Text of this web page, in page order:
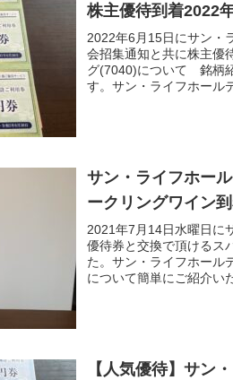
株主優待到着2022
2022年6月15日にサン・
会招集通知と共に株主優
グ(7040)について 銘柄
す。サン・ライフホール
サン・ライフホー
ークリングワイン
2021年7月14日水曜日に
優待券と交換で頂けるス
た。サン・ライフホー
について簡単にご紹介い
【人気優待】サン